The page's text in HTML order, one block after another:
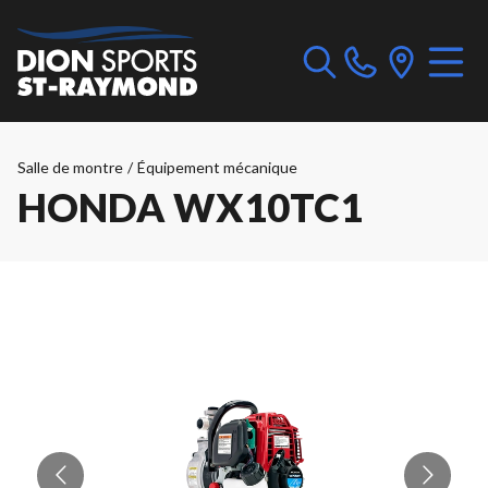
Salle de montre / Équipement mécanique
HONDA WX10TC1